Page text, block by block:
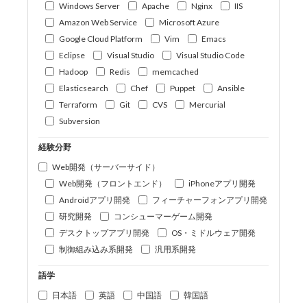
Windows Server
Apache Nginx
IIS
Amazon Web Service
Microsoft Azure
Google Cloud Platform
Vim
Emacs
Eclipse
Visual Studio
Visual Studio Code
Hadoop
Redis
memcached
Elasticsearch
Chef Puppet
Ansible
Terraform
Git CVS
Mercurial
Subversion
経験分野
Web開発（サーバーサイド）
Web開発（フロントエンド）
iPhoneアプリ開発
Androidアプリ開発
フィーチャーフォンアプリ開発
研究開発
コンシューマーゲーム開発
デスクトップアプリ開発
OS・ミドルウェア開発
制御組み込み系開発
汎用系開発
語学
日本語
英語 中国語 韓国語